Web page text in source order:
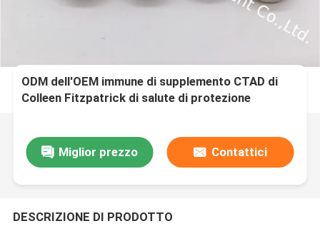
ODM dell'OEM immune di supplemento CTAD di
Colleen Fitzpatrick di salute di protezione
Miglior prezzo Contattici
DESCRIZIONE DI PRODOTTO